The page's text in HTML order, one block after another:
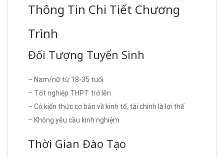
Thông Tin Chi Tiết Chương
Trình
Đối Tượng Tuyển Sinh
– Nam/nữ từ 18-35 tuổi
– Tốt nghiệp THPT trở lên
– Có kiến thức cơ bản về kinh tế, tài chính là lợi thế
– Không yêu cầu kinh nghiệm
Thời Gian Đào Tạo